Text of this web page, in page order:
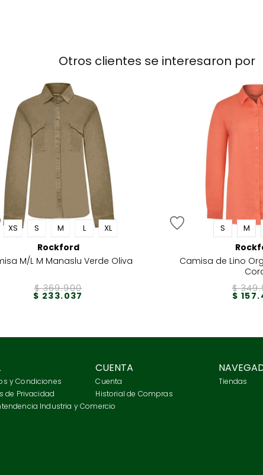
Otros clientes se interesaron por
XS S M L XL
Rockford
M/L M Manaslu Verde Oliva
$ 369.900
$ 233.037
S M
Camisa de Lino
$ 349.
$ 157.
y Condiciones
de Privacidad
Industria y Comercio
CUENTA
Cuenta
Historial de Compras
Tiendas